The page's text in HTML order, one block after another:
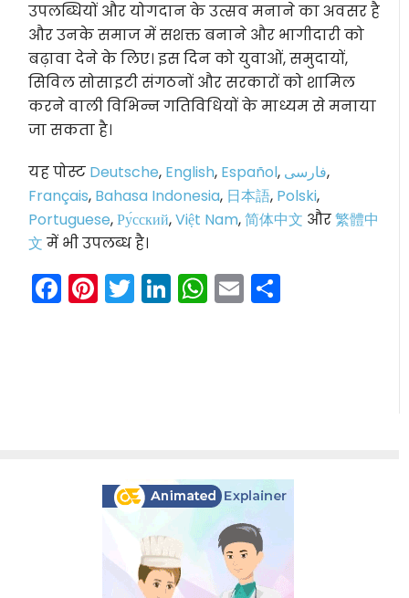
उपलब्धियों और योगदान के उत्सव मनाने का अवसर है
और उनके समाज में सशक्त बनाने और भागीदारी को
बढ़ावा देने के लिए। इस दिन को युवाओं, समुदायों,
सिविल सोसाइटी संगठनों और सरकारों को शामिल
करने वाली विभिन्न गतिविधियों के माध्यम से मनाया
जा सकता है।
यह पोस्ट Deutsche, English, Español, فارسی,
Français, Bahasa Indonesia, 日本語, Polski,
Portuguese,Ру́сский,Việt Nam,简体中文 और繁體中
文 में भी उपलब्ध है।
Facebook
Pinterest
Twitter
LinkedIn
WhatsApp
Email